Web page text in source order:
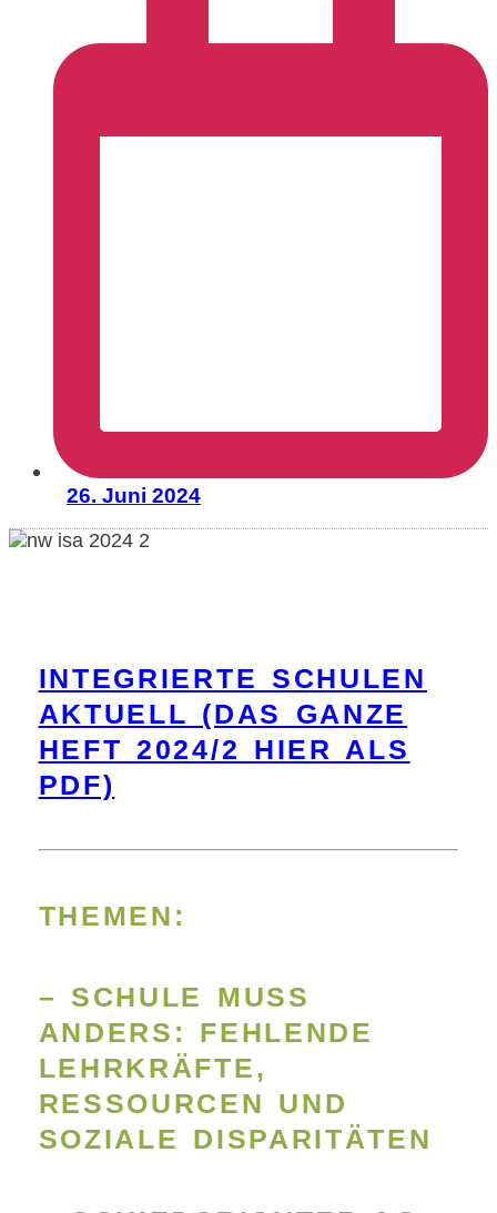
26. Juni 2024
INTEGRIERTE SCHULEN
AKTUELL (DAS GANZE
HEFT 2024/2 HIER ALS
PDF)
THEMEN:
– SCHULE MUSS
ANDERS: FEHLENDE
LEHRKRÄFTE,
RESSOURCEN UND
SOZIALE DISPARITÄTEN